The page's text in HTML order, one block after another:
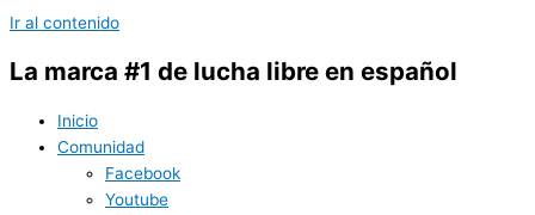
Ir al contenido
La marca #1 de lucha libre en español
Inicio
Comunidad
Facebook
Youtube